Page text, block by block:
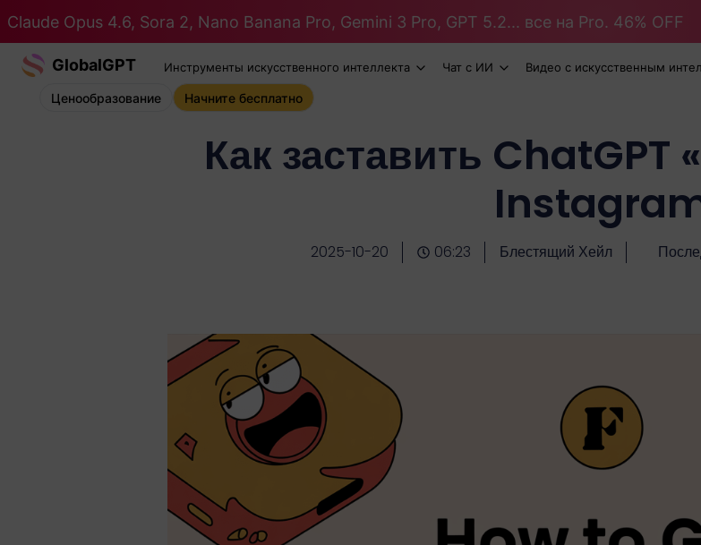
Claude Opus 4.6, Sora 2, Nano Banana Pro, Gemini 3 Pro, GPT 5.2... все на Pro. 46% OFF
GlobalGPT Инструменты искусственного интеллекта Чат с ИИ Видео с искусственным
Ценообразование Начните бесплатно
Как заставить ChatGPT
2025-10-20 06:23 Блестящий Хейл